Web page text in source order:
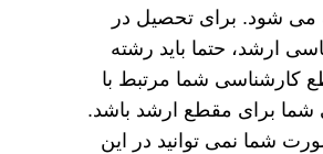
می شود. برای تحصیل در
ارشد، حتما باید رشته
کارشناسی شما مرتبط با
شما برای مقطع ارشد باشد.
شما نمی توانید در این